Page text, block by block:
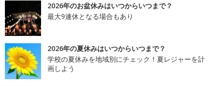
2026年のお盆休みはいつからいつまで？
最大9連休となる場合もあり
2026年の夏休みはいつからいつまで？
学校の夏休みを地域別にチェック！夏レジャーを計
画しよう